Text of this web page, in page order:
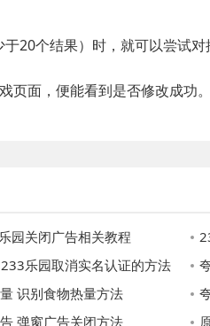
个结果）时，就可以尝试对
面，便能看到是否修改成功。
园关闭广告相关教程
乐园取消实名认证的方法
识别食物热量方法
弹窗广告关闭方法